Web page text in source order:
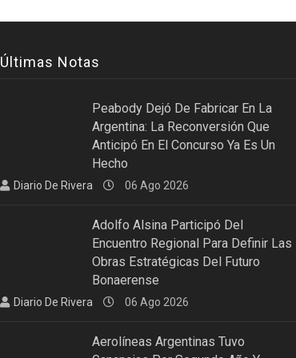
Últimas Notas
Peabody Dejó De Fabricar En La
Argentina: La Reconversión Que
Anticipó En El Concurso Ya Es Un
Hecho
Diario De Rivera 06 Ago 2026
Adolfo Alsina Participó Del
Encuentro Regional Para Definir Las
Obras Estratégicas Del Futuro
Bonaerense
Diario De Rivera 06 Ago 2026
Aerolíneas Argentinas Tuvo